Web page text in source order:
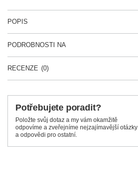
POPIS
PODROBNOSTI NA
RECENZE (0)
Potřebujete poradit?
Položte svůj dotaz a my vám okamžitě
odpovíme a zveřejníme nejzajímavější otázky
a odpovědi pro ostatní.